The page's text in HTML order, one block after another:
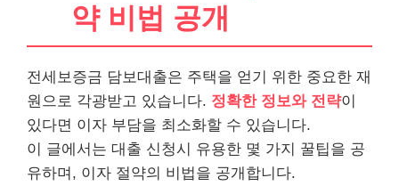
약 비법 공개
전세보증금 담보대출은 주택을 얻기 위한 중요한 재
원으로 각광받고 있습니다. 정확한 정보와 전략이
있다면 이자 부담을 최소화할 수 있습니다.
이 글에서는 대출 신청시 유용한 몇 가지 꿀팁을 공
유하며, 이자 절약의 비법을 공개합니다.